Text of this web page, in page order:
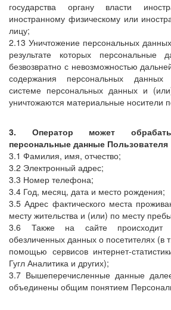
государства органу власти
иностранному физическому или
лицу;
2.13 Уничтожение персональных
результате которых персональные
безвозвратно с невозможностью
содержания персональных
системе персональных данных и
уничтожаются материальные носители
3. Оператор может
персональные данные Пользователя
3.1 Фамилия, имя, отчество;
3.2 Электронный адрес;
3.3 Номер телефона;
3.4 Год, месяц, дата и место рождения;
3.5 Адрес фактического места
месту жительства и (или) по месту
3.6 Также на сайте происходит
обезличенных данных о посетителях (в
помощью сервисов интернет-
Гугл Аналитика и других);
3.7 Вышеперечисленные данные
объединены общим понятием